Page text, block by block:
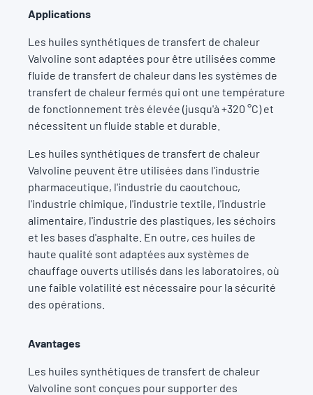
Applications
Les huiles synthétiques de transfert de chaleur
Valvoline sont adaptées pour être utilisées comme
fluide de transfert de chaleur dans les systèmes de
transfert de chaleur fermés qui ont une température
de fonctionnement très élevée (jusqu'à +320 °C) et
nécessitent un fluide stable et durable.
Les huiles synthétiques de transfert de chaleur
Valvoline peuvent être utilisées dans l'industrie
pharmaceutique, l'industrie du caoutchouc,
l'industrie chimique, l'industrie textile, l'industrie
alimentaire, l'industrie des plastiques, les séchoirs
et les bases d'asphalte. En outre, ces huiles de
haute qualité sont adaptées aux systèmes de
chauffage ouverts utilisés dans les laboratoires, où
une faible volatilité est nécessaire pour la sécurité
des opérations.
Avantages
Les huiles synthétiques de transfert de chaleur
Valvoline sont conçues pour supporter des